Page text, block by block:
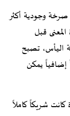
صرخة وجودية أكثر
قبل
اليأس، تصبح
إضافياً يمكن
شريكاً كاملاً